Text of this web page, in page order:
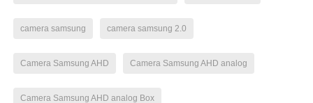
camera samsung camera samsung 2.0
Camera Samsung AHD Camera Samsung AHD analog
Camera Samsung AHD analog Box